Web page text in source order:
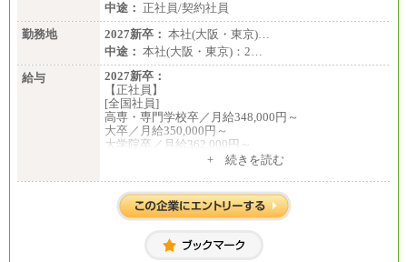
中途： 正社員/契約社員
勤務地
2027新卒： 本社(大阪・東京)…
中途： 本社(大阪・東京)：2…
給与
2027新卒：
【正社員】
[全国社員]
高専・専門学校卒／月給348,000円～
大卒／月給350,000円～
大学院卒／月給362,000円～
[地域社員]月給295,000円～
【正社員】
[全国社員]月給348,000円～
[地域社員]月給295,000円～
【契約社員】月給200,000円～
+ 続きを読む